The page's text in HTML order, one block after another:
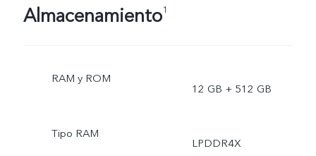
Almacenamiento1
RAM y ROM
12 GB + 512 GB
Tipo RAM
LPDDR4X